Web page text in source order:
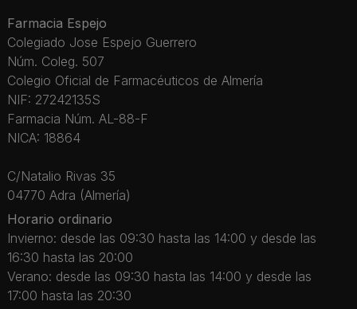
Farmacia Espejo
Colegiado Jose Espejo Guerrero
Núm. Coleg. 507
Colegio Oficial de Farmacéuticos de Almería
NIF: 27242135S
Farmacia Núm. AL-88-F
NICA: 18864
C/Natalio Rivas 35
04770 Adra (Almería)
Horario ordinario
Invierno: desde las 09:30 hasta las 14:00 y desde las
16:30 hasta las 20:00
Verano: desde las 09:30 hasta las 14:00 y desde las
17:00 hasta las 20:30